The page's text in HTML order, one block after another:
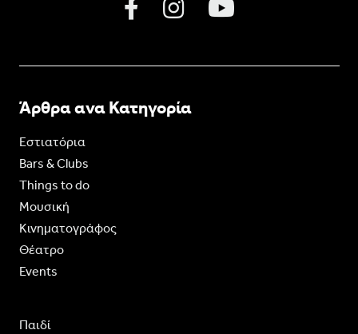
Άρθρα ανα Κατηγορία
Εστιατόρια
Bars & Clubs
Things to do
Moυσική
Κινηματογράφος
Θέατρο
Events
Παιδί